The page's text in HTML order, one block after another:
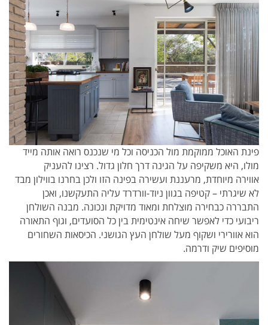
פינת האוכל ממוקמת מול הכניסה וכל מי שנכנס רואה אותה מייד
מולו, היא משקיפה על הגינה דרך חלון גדול. רצינו להעניק
אווירה מיוחדת, מרעננת ועשירה בפינה הזו ולכן בחרנו בווילון מבד
לא שיגרתי – קטיפה בגוון ניוד-וורדרד עליה התעקשנו, ואכן
התבררה כבחירה מוצלחת ומאוד מדויקת ונכונה. מבנה השולחן
ריבועי כדי לאפשר שיחה אינטימית בין כל הסועדים, וגוף התאורה
הוא אוורירי ושקוף מעל שולחן העץ הגושני. הכיסאות השחורים
מוסיפים שיק ודרמה.